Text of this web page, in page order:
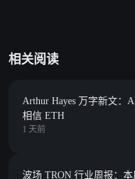
相关阅读
Arthur Hayes 万字新文：
相信 ETH
1 天前
波场 TRON 行业周报：